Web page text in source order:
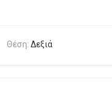
Θέση: Δεξιά